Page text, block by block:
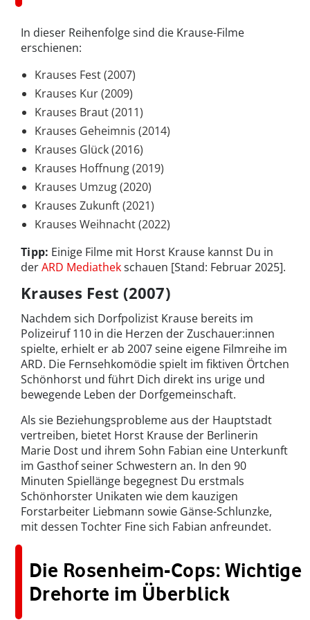
In dieser Reihenfolge sind die Krause-Filme
erschienen:
Krauses Fest (2007)
Krauses Kur (2009)
Krauses Braut (2011)
Krauses Geheimnis (2014)
Krauses Glück (2016)
Krauses Hoffnung (2019)
Krauses Umzug (2020)
Krauses Zukunft (2021)
Krauses Weihnacht (2022)
Tipp: Einige Filme mit Horst Krause kannst Du in
derARD Mediathekschauen [Stand: Februar 2025].
Krauses Fest (2007)
Nachdem sich Dorfpolizist Krause bereits im
Polizeiruf 110 in die Herzen der Zuschauer:innen
spielte, erhielt er ab 2007 seine eigene Filmreihe im
ARD. Die Fernsehkomödie spielt im fiktiven Örtchen
Schönhorst und führt Dich direkt ins urige und
bewegende Leben der Dorfgemeinschaft.
Als sie Beziehungsprobleme aus der Hauptstadt
vertreiben, bietet Horst Krause der Berlinerin
Marie Dost und ihrem Sohn Fabian eine Unterkunft
im Gasthof seiner Schwestern an. In den 90
Minuten Spiellänge begegnest Du erstmals
Schönhorster Unikaten wie dem kauzigen
Forstarbeiter Liebmann sowie Gänse-Schlunzke,
mit dessen Tochter Fine sich Fabian anfreundet.
Die Rosenheim-Cops: Wichtige
Drehorte im Überblick